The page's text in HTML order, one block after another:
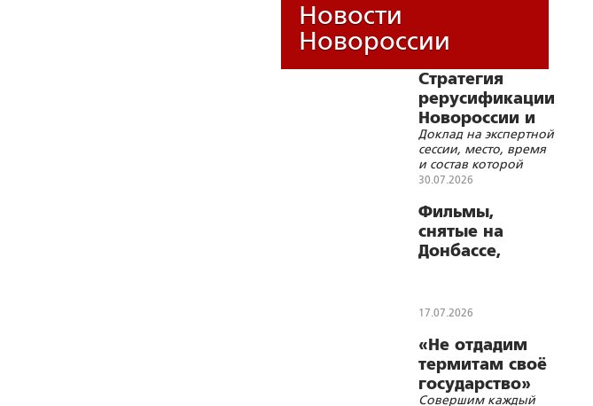
Новости
Новороссии
Стратегия
рерусификации
Новороссии и
Малороссии
Доклад на экспертной
сессии, место, время
и состав которой
просили не
30.07.2026
Фильмы,
снятые на
Донбассе,
17.07.2026
«Не отдадим
термитам своё
государство»
Совершим каждый